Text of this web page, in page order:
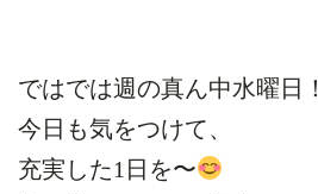
ではでは週の真ん中水曜日！
今日も気をつけて、
充実した1日を〜